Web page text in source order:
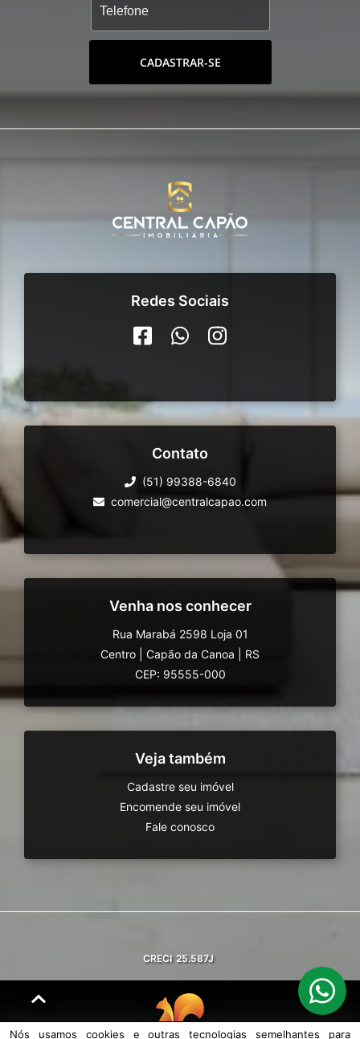
CADASTRAR-SE
Redes Sociais
Contato
(51) 99388-6840
comercial@centralcapao.com
Venha nos conhecer
Rua Marabá 2598 Loja 01
Centro
Capão da Canoa
RS
CEP: 95555-000
Veja também
Cadastre seu imóvel
Encomende seu imóvel
Fale conosco
CRECI 25.587J
Nós usamos cookies e outras tecnologias semelhantes para